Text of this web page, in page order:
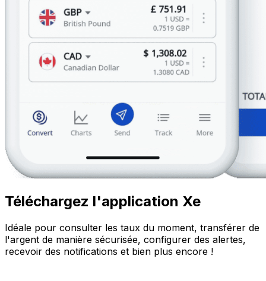
Téléchargez l'application Xe
Idéale pour consulter les taux du moment, transférer de
l'argent de manière sécurisée, configurer des alertes,
recevoir des notifications et bien plus encore !